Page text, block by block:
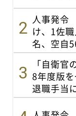
人事発令
け、1佐
名、空自
「自衛官
8年度版
退職手当